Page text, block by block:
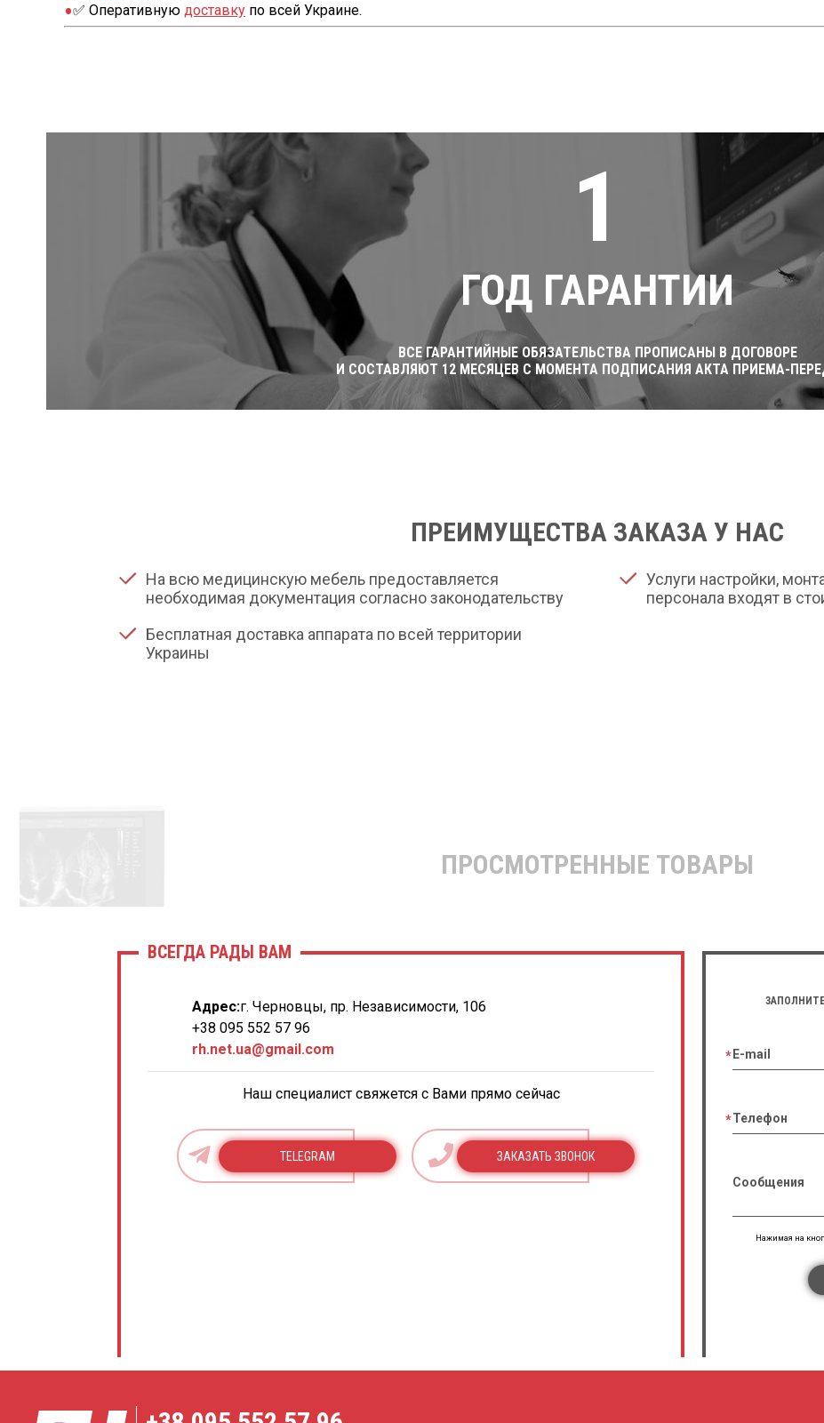
✅ Оперативную доставку по всей Украине.
1
ГОД ГАРАНТИИ
ВСЕ ГАРАНТИЙНЫЕ ОБЯЗАТЕЛЬСТВА ПРОПИСАНЫ В ДОГОВОРЕ
И СОСТАВЛЯЮТ 12 МЕСЯЦЕВ С МОМЕНТА ПОДПИСАНИЯ АКТА ПРИЕМА-
ПРЕИМУЩЕСТВА ЗАКАЗА У НАС
На всю медицинскую мебель предоставляется
необходимая документация согласно законодательству
Бесплатная доставка аппарата по всей территории
Украины
Услуги настройки,
персонала входят в
ПРОСМОТРЕННЫЕ ТОВАРЫ
E-mail
Телефон
Сообщения
Нажимая на
ВСЕГДА РАДЫ ВАМ
Адрес:г. Черновцы, пр. Независимости, 106
+38 095 552 57 96
rh.net.ua@gmail.com
Наш специалист свяжется с Вами прямо сейчас
TELEGRAM ЗАКАЗАТЬ ЗВОНОК